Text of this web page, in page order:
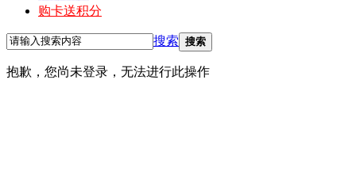
购卡送积分
搜索 搜索
抱歉，您尚未登录，无法进行此操作